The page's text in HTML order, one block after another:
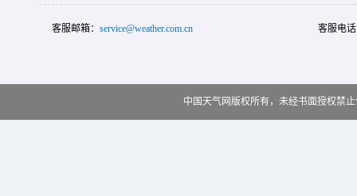
客服邮箱： service@weather.com.cn 客服电
中国天气网版权所有，未经书面授权